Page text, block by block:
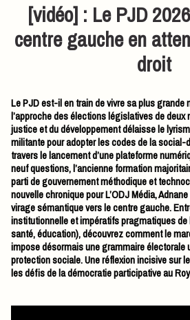
[vidéo] : Le PJD
centre gauche en
droit
Le PJD est-il en train de vivre sa plus grande
l’approche des élections législatives de
justice et du développement délaisse le
militante pour adopter les codes de la social-
travers le lancement d’une plateforme
neuf questions, l’ancienne formation
parti de gouvernement méthodique et
nouvelle chronique pour L’ODJ Média,
virage sémantique vers le centre gauche.
institutionnelle et impératifs pragmatiques
santé, éducation), découvrez comment le
impose désormais une grammaire électorale
protection sociale. Une réflexion incisive sur
les défis de la démocratie participative au